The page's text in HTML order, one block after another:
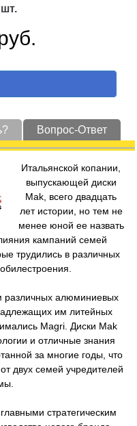
Вопрос-Ответ
Итальянской копании,
выпускающей диски
Mak, всего двадцать
лет истории, но тем не
менее юной ее назвать
кампаний семей
трудились в различных
различных алюминиевых
им литейных
Magri. Диски Mak
и отличные знания
за многие годы, что
двух семей учредителей
стратегическим